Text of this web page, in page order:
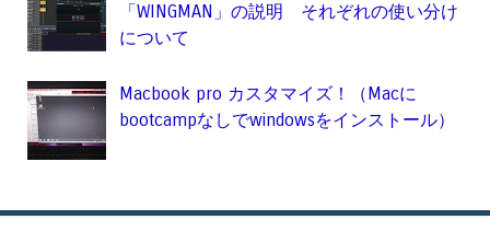
「WINGMAN」の説明 それぞれの使い分け
について
Macbook pro カスタマイズ！（Macに
bootcampなしでwindowsをインストール）